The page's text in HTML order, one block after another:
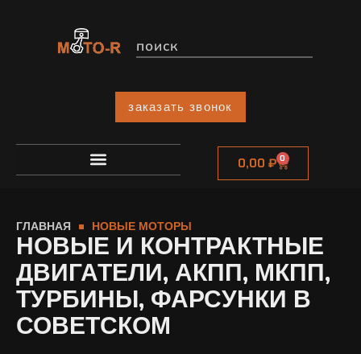
заказать звонок
0,00 ₽ 0
ГЛАВНАЯ НОВЫЕ МОТОРЫ
НОВЫЕ И КОНТРАКТНЫЕ
ДВИГАТЕЛИ, АКПП, МКПП,
ТУРБИНЫ, ФАРСУНКИ В
СОВЕТСКОМ